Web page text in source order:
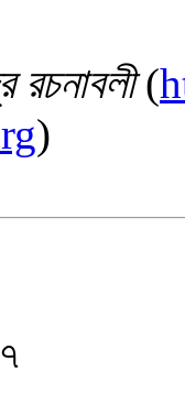
রচনাবলী(
)